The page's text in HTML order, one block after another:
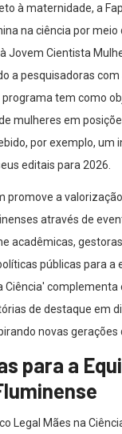
à maternidade, a
na ciência por meio
Jovem Cientista
a pesquisadoras
tem como
mulheres em
por exemplo, um
editais para 2026.
promove a
através de
acadêmicas,
públicas para a
Ciência' complementa
de destaque em
novas gerações
para a
Legal Mães na